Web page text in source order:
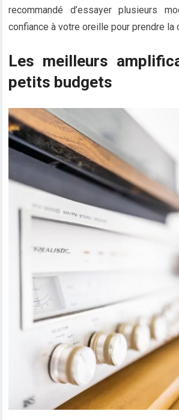
recommandé d’essayer plusieurs
confiance à votre oreille pour prendre la
Les meilleurs
petits budgets